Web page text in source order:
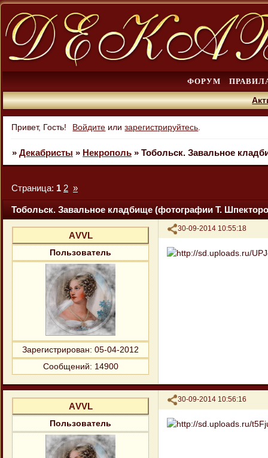
ФОРУМ
Привет, Гость! Войдите илизарегистрируйтесь
» Декабристы » Некрополь » Тобольск. Завальное
Тобольск. Завальное кладбище (фотографии Т.
Страница: 1 2 »
Поделиться
30-09-2014 10:55:18
АVVL
Пользователь
Зарегистрирован: 05-04-2012
Сообщений: 14900
Поделиться
30-09-2014 10:56:16
АVVL
Пользователь